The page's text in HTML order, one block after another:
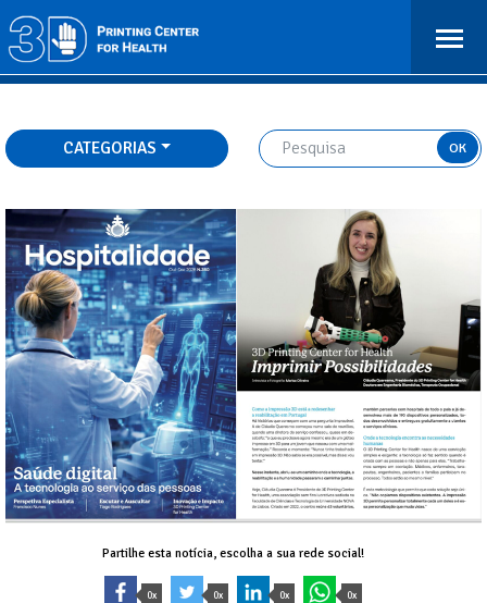
Partilhe esta notícia, escolha a sua rede social!
0x 0x 0x 0x
CATEGORIAS OK